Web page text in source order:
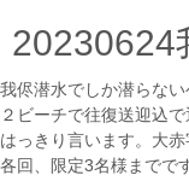
20230624
我侭潜水でしか潜らない
２ビーチで往復送迎込
はっきり言います。大
各回、限定3名様までで